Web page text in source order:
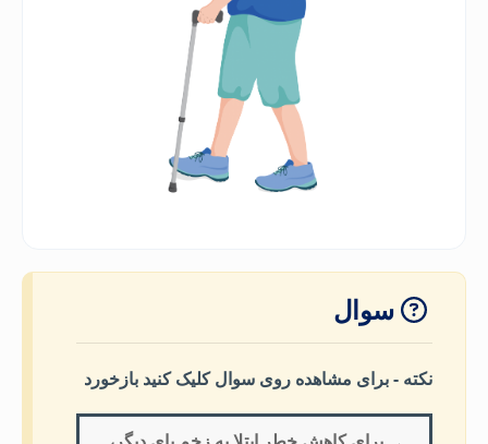
سوال
نکته - برای مشاهده روی سوال کلیک کنید بازخورد